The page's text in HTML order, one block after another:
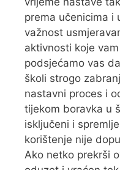
prema učenicima i
važnost
aktivnosti koje
podsjećamo vas
školi strogo
nastavni proces i
tijekom boravka u
isključeni i
korištenje nije
Ako netko prekrši